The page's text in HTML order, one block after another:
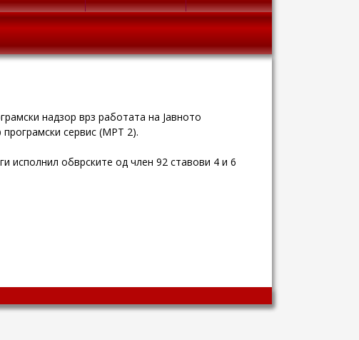
надзор врз работата на Јавното
програмски сервис (МРТ 2).
исполнил обврските од член 92 ставови 4 и 6
provides